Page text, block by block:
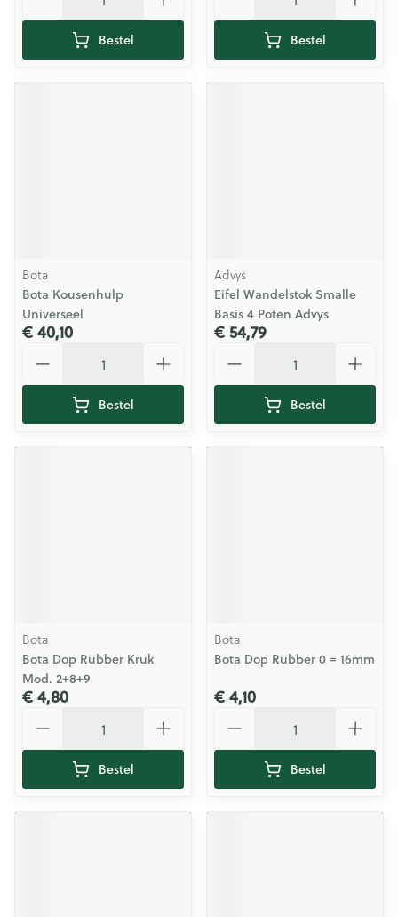
Bestel Bestel
Bota
Bota Kousenhulp
Universeel
€ 40,10
Bestel
Advys
Eifel Wandelstok Smalle
Basis 4 Poten Advys
€ 54,79
Bestel
Bota
Bota Dop Rubber Kruk
Mod. 2+8+9
€ 4,80
Bestel
Bota
Bota Dop Rubber 0 = 16mm
€ 4,10
Bestel